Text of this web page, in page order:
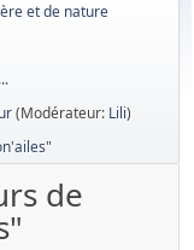
et de nature
(Modérateur: Lili)
de